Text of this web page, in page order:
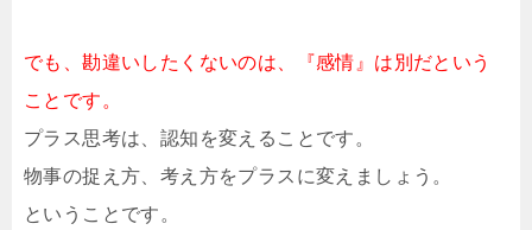
でも、勘違いしたくないのは、『感情』は別だという
ことです。
プラス思考は、認知を変えることです。
物事の捉え方、考え方をプラスに変えましょう。
ということです。